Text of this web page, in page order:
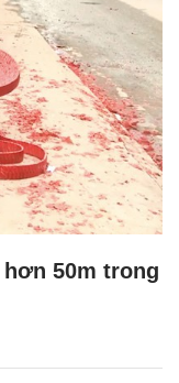
50m trong